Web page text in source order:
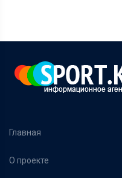
Главная
О проекте